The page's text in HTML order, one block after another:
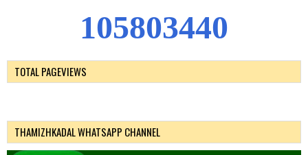
105803440
TOTAL PAGEVIEWS
THAMIZHKADAL WHATSAPP CHANNEL